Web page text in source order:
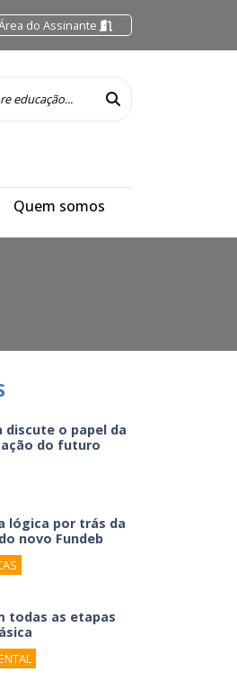
do Assinante
Quem somos
o papel da
do futuro
lógica por trás da
novo Fundeb
todas as etapas